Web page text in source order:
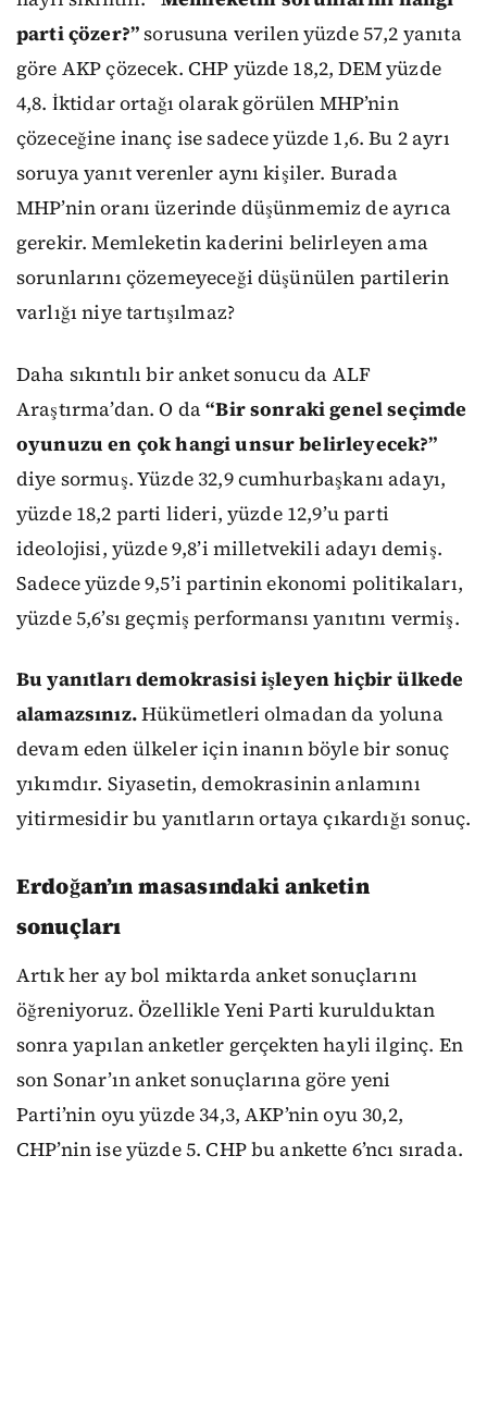
parti çözer?”sorusuna verilen yüzde 57,2 yanıta
göre AKP çözecek. CHP yüzde 18,2, DEM yüzde
4,8. İktidar ortağı olarak görülen MHP’nin
çözeceğine inanç ise sadece yüzde 1,6. Bu 2 ayrı
soruya yanıt verenler aynı kişiler. Burada
MHP’nin oranı üzerinde düşünmemiz de ayrıca
gerekir. Memleketin kaderini belirleyen ama
sorunlarını çözemeyeceği düşünülen partilerin
varlığı niye tartışılmaz?
Daha sıkıntılı bir anket sonucu da ALF
Araştırma’dan. O da“Bir sonraki genel seçimde
oyunuzu en çok hangi unsur belirleyecek?”
diye sormuş. Yüzde 32,9 cumhurbaşkanı adayı,
yüzde 18,2 parti lideri, yüzde 12,9’u parti
ideolojisi, yüzde 9,8’i milletvekili adayı demiş.
Sadece yüzde 9,5’i partinin ekonomi politikaları,
yüzde 5,6’sı geçmiş performansı yanıtını vermiş.
Bu yanıtları demokrasisi işleyen hiçbir ülkede
alamazsınız.Hükümetleri olmadan da yoluna
devam eden ülkeler için inanın böyle bir sonuç
yıkımdır. Siyasetin, demokrasinin anlamını
yitirmesidir bu yanıtların ortaya çıkardığı sonuç.
Erdoğan’ın masasındaki anketin
sonuçları
Artık her ay bol miktarda anket sonuçlarını
öğreniyoruz. Özellikle Yeni Parti kurulduktan
sonra yapılan anketler gerçekten hayli ilginç. En
son Sonar’ın anket sonuçlarına göre yeni
Parti’nin oyu yüzde 34,3, AKP’nin oyu 30,2,
CHP’nin ise yüzde 5. CHP bu ankette 6’ncı sırada.